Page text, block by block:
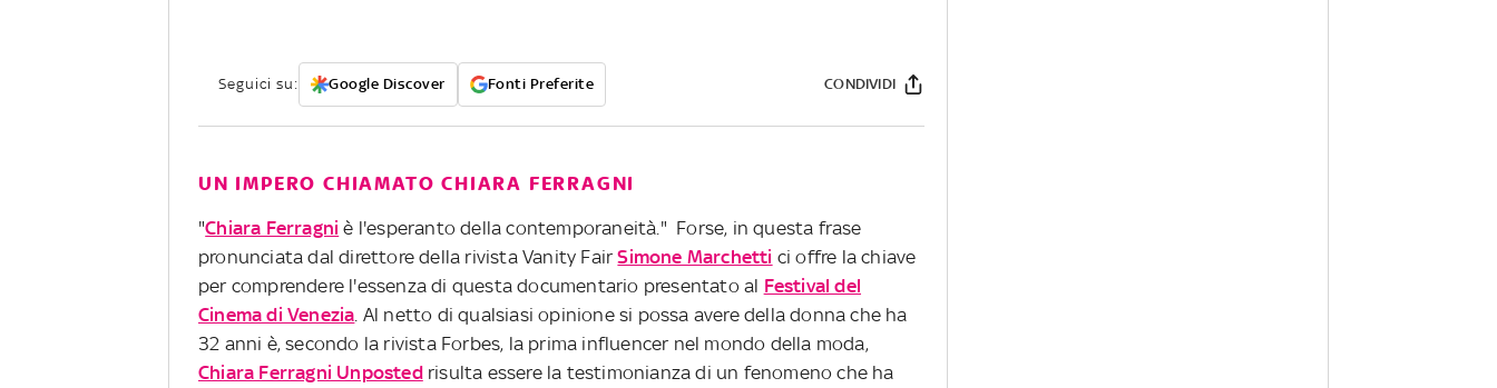
Seguici su: Google Discover Fonti Preferite CONDIVIDI
UN IMPERO CHIAMATO CHIARA FERRAGNI
"Chiara Ferragni è l'esperanto della contemporaneità." Forse, in questa frase
pronunciata dal direttore della rivista Vanity FairSimone Marchetti ci offre la chiave
per comprendere l'essenza di questa documentario presentato al Festival del
Cinema di Venezia . Al netto di qualsiasi opinione si possa avere della donna che ha
32 anni è, secondo la rivista Forbes, la prima influencer nel mondo della moda,
Chiara Ferragni Unpostedrisulta essere la testimonianza di un fenomeno che ha